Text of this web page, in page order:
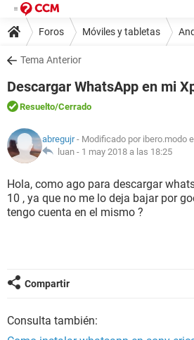
Foros Móviles y tabletas
Tema Anterior
Descargar WhatsApp en mi
Resuelto/Cerrado
abregujr- Modificado por ibero.modo
luan - 1 may 2018 a las 18:25
Hola, como ago para descargar
10 , ya que no me lo deja bajar por
tengo cuenta en el mismo ?
Compartir
Consulta también: